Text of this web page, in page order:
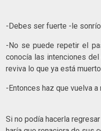
-Debes ser fuerte -le
-No se puede repetir el
conocía las intenciones
reviva lo que ya está
-Entonces haz que vuelva a
Si no podía hacerla